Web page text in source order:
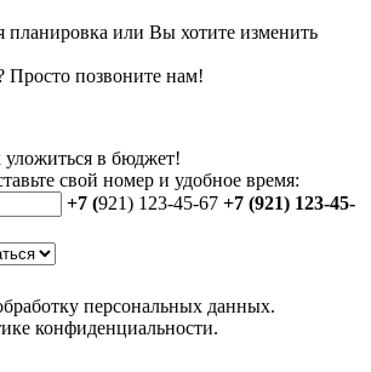
планировка или Вы хотите изменить
Просто позвоните нам!
в бюджет!
свой номер и удобное время:
+7 (921) 123-45-67 +7 (921) 123-45-
персональных данных.
конфиденциальности.